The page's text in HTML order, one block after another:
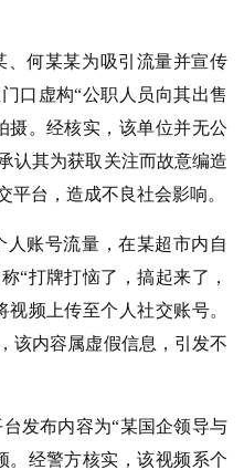
、何某某为吸引流量并宣传
口虚构“公职人员向其出售
摄。经核实，该单位并无公
认其为获取关注而故意编造
平台，造成不良社会影响。
人账号流量，在某超市内自
“打牌打恼了，搞起来了，
频上传至个人社交账号。
该内容属虚假信息，引发不
发布内容为“某国企领导与
。经警方核实，该视频系个